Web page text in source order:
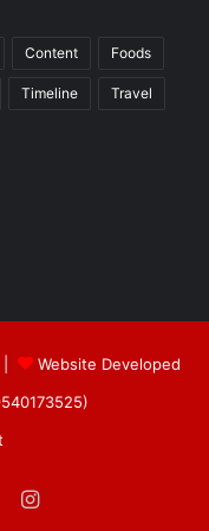
Content Foods
Timeline Travel
|
Website Developed
Instagram